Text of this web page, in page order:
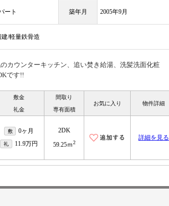
ート 築年月 2005年9月
建/軽量鉄骨造
カウンターキッチン、追い焚き給湯、洗髪洗面化粧
です!!
敷金
礼金
間取り
専有面積
お気に入り 物件詳細
敷 0ヶ月
礼 11.9万円
2DK
59.25ｍ2
詳細を見る